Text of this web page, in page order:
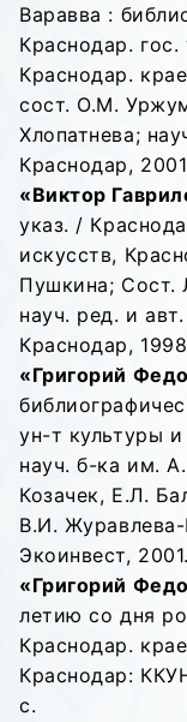
Варавва :
Краснодар.
Краснодар.
сост. О.М.
Хлопатнева;
Краснодар,
«Виктор
указ. /
искусств,
Пушкина; Сост.
науч. ред. и
Краснодар,
«Григорий
ун-т культуры
науч. б-ка им.
Козачек, Е.Л.
В.И.
Экоинвест,
«Григорий
летию со дня
Краснодар.
Краснодар:
с.